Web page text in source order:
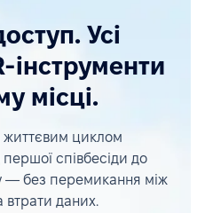
Усі
інструменти
місці.
життєвим циклом
співбесіди до
— без перемикання між
втрати даних.